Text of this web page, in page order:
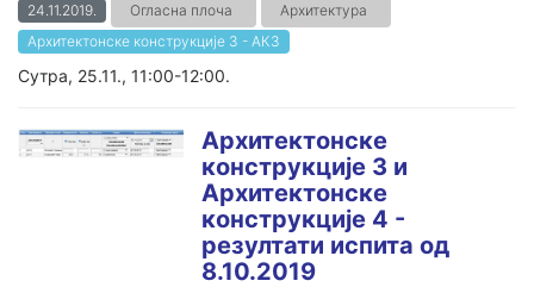
24.11.2019. Огласна плоча
Архитектура
Архитектонске конструкције 3 - АК3
Сутра, 25.11., 11:00-12:00.
Aрхитектонске
конструкције 3 и
Aрхитектонске
конструкције 4 -
резултати испита од
8.10.2019